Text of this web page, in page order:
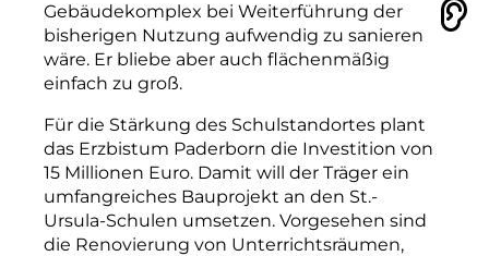
Gebäudekomplex bei Weiterführung der
bisherigen Nutzung aufwendig zu sanieren
wäre. Er bliebe aber auch flächenmäßig
einfach zu groß.
Für die Stärkung des Schulstandortes plant
das Erzbistum Paderborn die Investition von
15 Millionen Euro. Damit will der Träger ein
umfangreiches Bauprojekt an den St.-
Ursula-­Schulen umsetzen. Vorgesehen sind
die Renovierung von Unterrichtsräumen,
Vorlesen